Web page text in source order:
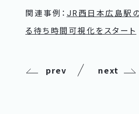
関連事例： JR西日本広島駅
る待ち時間可視化をスタート
prev next